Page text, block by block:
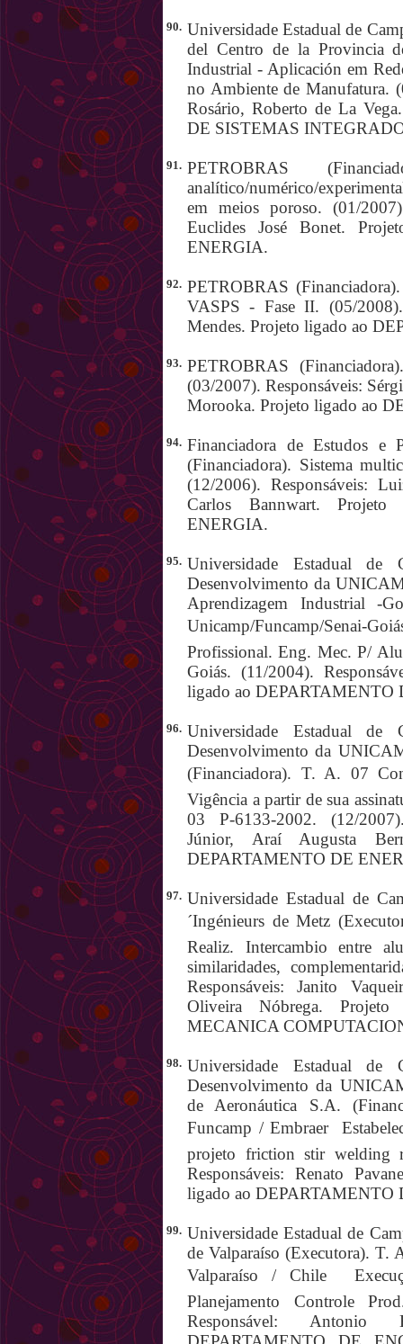
90. Universidade Estadual de
del Centro de la Provincia
Industrial - Aplicación em
no Ambiente de Manufatura.
Rosário, Roberto de La
DE SISTEMAS
91. PETROBRAS
analítico/numérico/
em meios poroso. (01/
Euclides José Bonet.
ENERGIA.
92. PETROBRAS
VASPS - Fase II. (05/
Mendes. Projeto ligado ao
93. PETROBRAS
(03/2007). Responsáveis:
Morooka. Projeto ligado ao
94. Financiadora de Estudos e
(Financiadora). Sistema
(12/2006). Responsáveis:
Carlos Bannwart.
ENERGIA.
95. Universidade Estadual de
Desenvolvimento da
Aprendizagem Industrial -
Unicamp/Funcamp/Senai-
Profissional. Eng. Mec. P/
Goiás. (11/2004).
ligado ao DEPARTAMENTO
96. Universidade Estadual de
Desenvolvimento da
(Financiadora). T. A. 07
Vigência a partir de sua
03 P-6133-2002. (12/
Júnior, Araí Augusta
DEPARTAMENTO DE
97. Universidade Estadual de
´Ingénieurs de Metz
Realiz. Intercambio entre
similaridades,
Responsáveis: Janito
Oliveira Nóbrega.
MECANICA
98. Universidade Estadual de
Desenvolvimento da
de Aeronáutica S.A.
Funcamp / Embraer 
projeto friction stir welding
Responsáveis: Renato
ligado ao
99. Universidade Estadual de
de Valparaíso (Executora). T.
Valparaíso / Chile 
Planejamento Controle
Responsável: